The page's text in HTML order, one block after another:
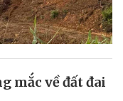
mắc về đất đai